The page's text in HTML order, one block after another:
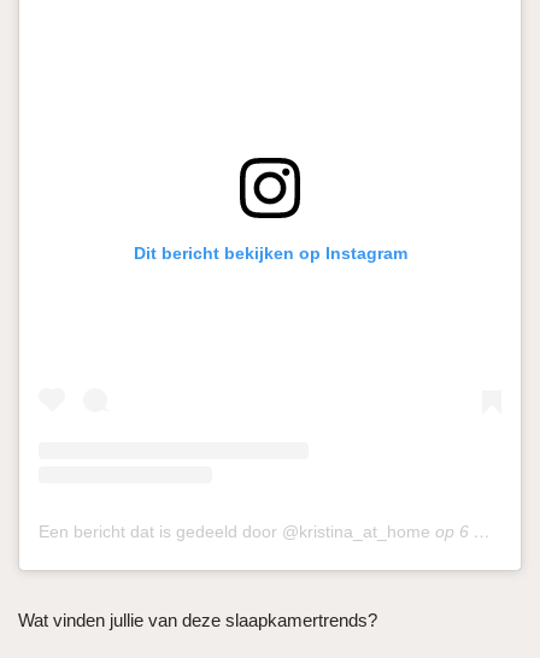
Dit bericht bekijken op Instagram
Een bericht dat is gedeeld door @kristina_at_home op 6 Mei 2020 om 4:24 (PDT)
Wat vinden jullie van deze slaapkamertrends?